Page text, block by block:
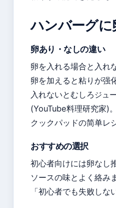
ハンバーグに
卵あり・なしの違い
卵を入れる場合と入れ
卵を加えると粘りが强
入れないとむしろジュ
(YouTube料理研究家)。
クックパッドの简单レ
おすすめの選択
初心者向けには卵なし
ソースの味とよく絡み
「初心者でも失败し